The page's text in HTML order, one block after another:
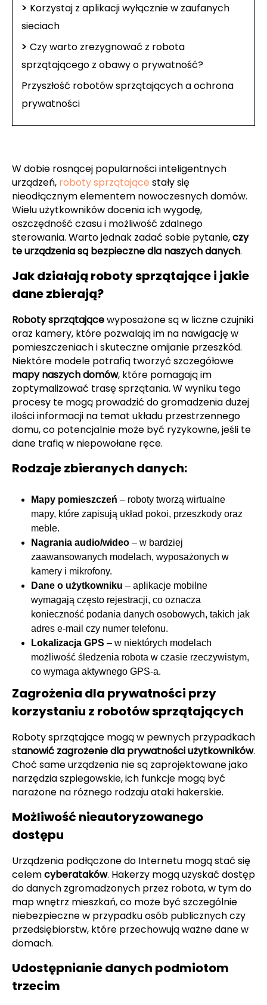
> Korzystaj z aplikacji wyłącznie w zaufanych
sieciach
> Czy warto zrezygnować z robota
sprzątającego z obawy o prywatność?
Przyszłość robotów sprzątających a ochrona
prywatności
W dobie rosnącej popularności inteligentnych
urządzeń, roboty sprzątające stały się
nieodłącznym elementem nowoczesnych domów.
Wielu użytkowników docenia ich wygodę,
oszczędność czasu i możliwość zdalnego
sterowania. Warto jednak zadać sobie pytanie,czy
te urządzenia są bezpieczne dla naszych danych.
Jak działają roboty sprzątające i jakie
dane zbierają?
Roboty sprzątającewyposażone są w liczne czujniki
oraz kamery, które pozwalają im na nawigację w
pomieszczeniach i skuteczne omijanie przeszkód.
Niektóre modele potrafią tworzyć szczegółowe
mapy naszych domów, które pomagają im
zoptymalizować trasę sprzątania. W wyniku tego
procesy te mogą prowadzić do gromadzenia dużej
ilości informacji na temat układu przestrzennego
domu, co potencjalnie może być ryzykowne, jeśli te
dane trafią w niepowołane ręce.
Rodzaje zbieranych danych:
Mapy pomieszczeń – roboty tworzą wirtualne
mapy, które zapisują układ pokoi, przeszkody oraz
meble.
Nagrania audio/wideo – w bardziej
zaawansowanych modelach, wyposażonych w
kamery i mikrofony.
Dane o użytkowniku – aplikacje mobilne
wymagają często rejestracji, co oznacza
konieczność podania danych osobowych, takich jak
adres e-mail czy numer telefonu.
Lokalizacja GPS – w niektórych modelach
możliwość śledzenia robota w czasie rzeczywistym,
co wymaga aktywnego GPS-a.
Zagrożenia dla prywatności przy
korzystaniu z robotów sprzątających
Roboty sprzątające mogą w pewnych przypadkach
stanowić zagrożenie dla prywatności użytkowników.
Choć same urządzenia nie są zaprojektowane jako
narzędzia szpiegowskie, ich funkcje mogą być
narażone na różnego rodzaju ataki hakerskie.
Możliwość nieautoryzowanego
dostępu
Urządzenia podłączone do Internetu mogą stać się
celemcyberataków. Hakerzy mogą uzyskać dostęp
do danych zgromadzonych przez robota, w tym do
map wnętrz mieszkań, co może być szczególnie
niebezpieczne w przypadku osób publicznych czy
przedsiębiorstw, które przechowują ważne dane w
domach.
Udostępnianie danych podmiotom
trzecim